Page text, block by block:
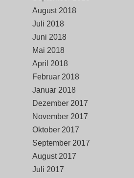
August 2018
Juli 2018
Juni 2018
Mai 2018
April 2018
Februar 2018
Januar 2018
Dezember 2017
November 2017
Oktober 2017
September 2017
August 2017
Juli 2017